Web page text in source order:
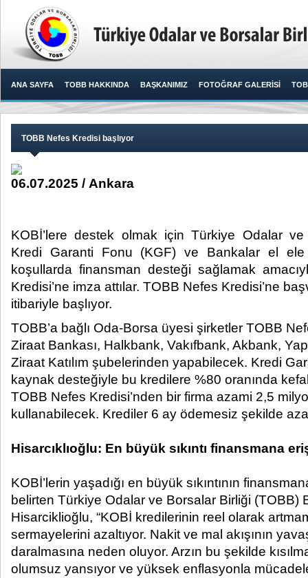
ANA SAYFA TOBB HAKKINDA BAŞKANIMIZ FOTOĞRAF GALERİSİ
TOBB Nefes Kredisi başlıyor
06.07.2025 / Ankara
KOBİ’lere destek olmak için Türkiye Odalar
Kredi Garanti Fonu (KGF) ve Bankalar el ele
koşullarda finansman desteği sağlamak
Kredisi’ne imza attılar. TOBB Nefes Kredisi’ne
itibariyle başlıyor. ​
TOBB’a bağlı Oda-Borsa üyesi şirketler TOBB
Ziraat Bankası, Halkbank, Vakıfbank, Akbank,
Ziraat Katılım şubelerinden yapabilecek. Kredi
kaynak desteğiyle bu kredilere %80 oranında
TOBB Nefes Kredisi’nden bir firma azami 2,5
kullanabilecek. Krediler 6 ay ödemesiz şekilde
Hisarcıklıoğlu: En büyük sıkıntı finansmana
KOBİ’lerin yaşadığı en büyük sıkıntının
belirten Türkiye Odalar ve Borsalar Birliği (TOBB)
Hisarciklioğlu, “KOBİ kredilerinin reel olarak
sermayelerini azaltıyor. Nakit ve mal akışının
daralmasına neden oluyor. Arzın bu şekilde
olumsuz yansıyor ve yüksek enflasyonla